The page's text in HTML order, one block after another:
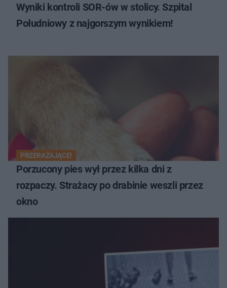
Wyniki kontroli SOR-ów w stolicy. Szpital
Południowy z najgorszym wynikiem!
PRZERAŻAJĄCE!
Porzucony pies wył przez kilka dni z
rozpaczy. Strażacy po drabinie weszli przez
okno